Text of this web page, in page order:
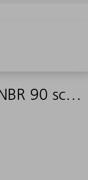
O-ring 5,28x1,78 NBR 90 schwarz